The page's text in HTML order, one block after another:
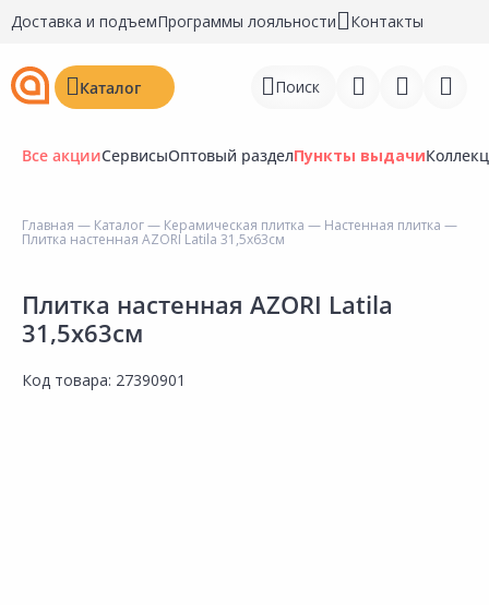
Доставка и подъемПрограммы лояльности Контакты
Каталог Поиск
Регистрация
Избранное
Все акцииСервисыОптовый разделПункты выдачи
Главная — Каталог— Керамическая плитка — Настенная плитка —
Плитка настенная AZORI Latila 31,5х63см
Плитка настенная AZORI Latila
31,5х63см
Код товара: 27390901